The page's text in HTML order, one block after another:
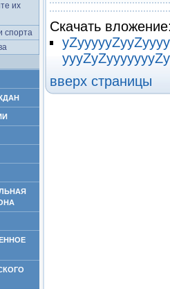
их
спорта
Скачать
вверх страницы